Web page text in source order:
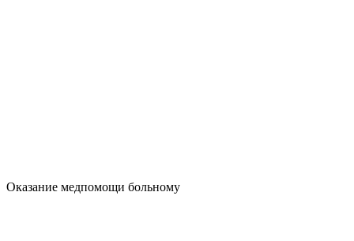
Оказание медпомощи больному